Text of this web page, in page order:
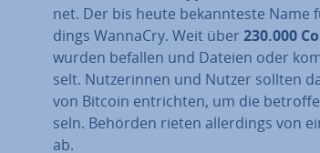
net. Der bis heute be­kann­tes­te
dings WannaCry. Weit über 230.000
wurden befallen und Dateien oder
selt. Nut­ze­rin­nen und Nutzer sollten
von Bitcoin ent­rich­ten, um die
seln. Behörden rieten al­ler­dings von
ab.